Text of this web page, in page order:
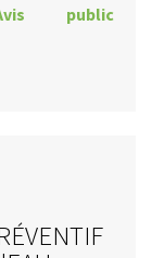
Avis public